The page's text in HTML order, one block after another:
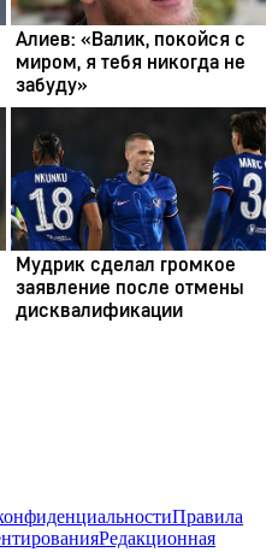
Правила
Редакционная